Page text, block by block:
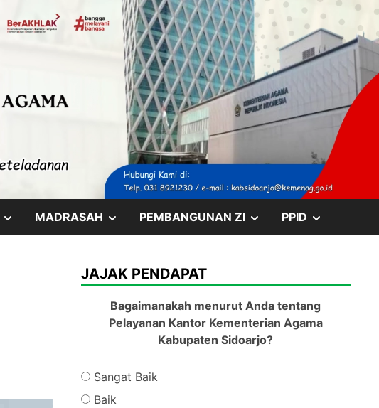
SHOWMADRASAH SHOW
MENU
PEMBANGUNAN ZI SHOW
MENU
PPID
MENU
JAJAK PENDAPAT
Bagaimanakah menurut Anda tentang
Pelayanan Kantor Kementerian Agama
Kabupaten Sidoarjo?
Sangat Baik
Baik